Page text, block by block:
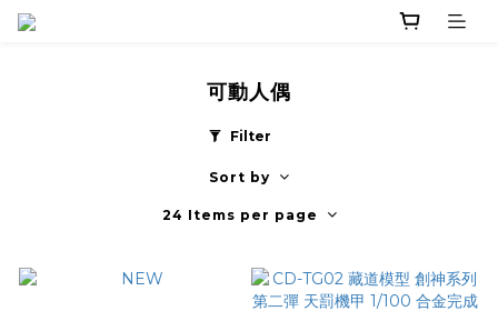
可動人偶
Filter
Sort by
24 Items per page